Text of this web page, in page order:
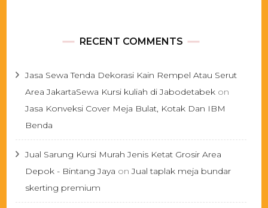
RECENT COMMENTS
Jasa Sewa Tenda Dekorasi Kain Rempel Atau Serut
Area JakartaSewa Kursi kuliah di Jabodetabek on
Jasa Konveksi Cover Meja Bulat, Kotak Dan IBM
Benda
Jual Sarung Kursi Murah Jenis Ketat Grosir Area
Depok - Bintang Jaya onJual taplak meja bundar
skerting premium